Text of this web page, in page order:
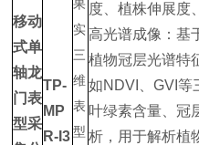
移动
式单
轴龙
门表
型采
TP-
MP
R-I3
度、植株伸展度
高光谱成像：基
植物冠层光谱特
如NDVI、GVI等
叶绿素含量、冠
析，用于解析植